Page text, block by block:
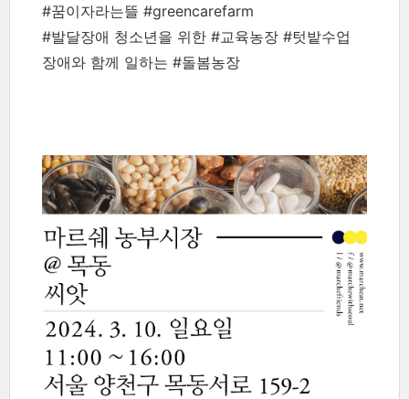
#꿈이자라는뜰 #greencarefarm
#발달장애 청소년을 위한 #교육농장 #텃밭수업
장애와 함께 일하는 #돌봄농장